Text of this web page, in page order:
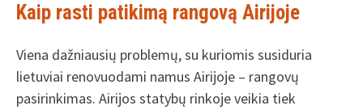
Kaip rasti patikimą rangovą Airijoje
Viena dažniausių problemų, su kuriomis susiduria
lietuviai renovuodami namus Airijoje – rangovų
pasirinkimas. Airijos statybų rinkoje veikia tiek